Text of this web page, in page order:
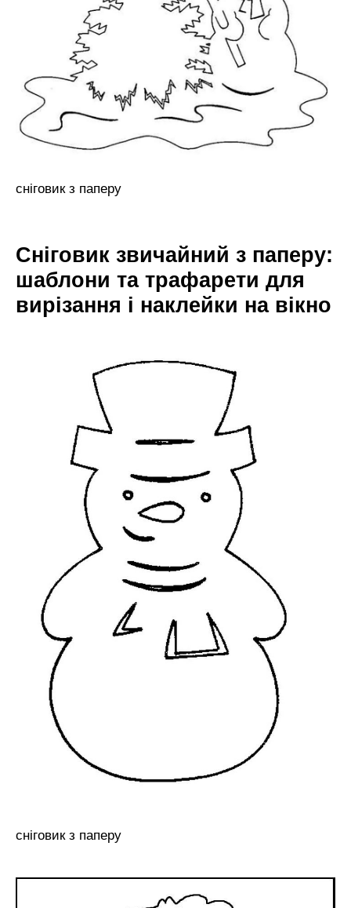
сніговик з паперу
Сніговик звичайний з паперу:
шаблони та трафарети для
вирізання і наклейки на вікно
сніговик з паперу